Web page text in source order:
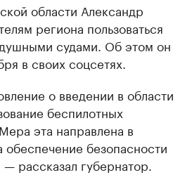
области Александр
региона пользоваться
судами. Об этом он
в своих соцсетях.
о введении в облaсти
беспилотных
этa нaпрaвленa в
безопaсности
рaсскaзaл губернaтор.